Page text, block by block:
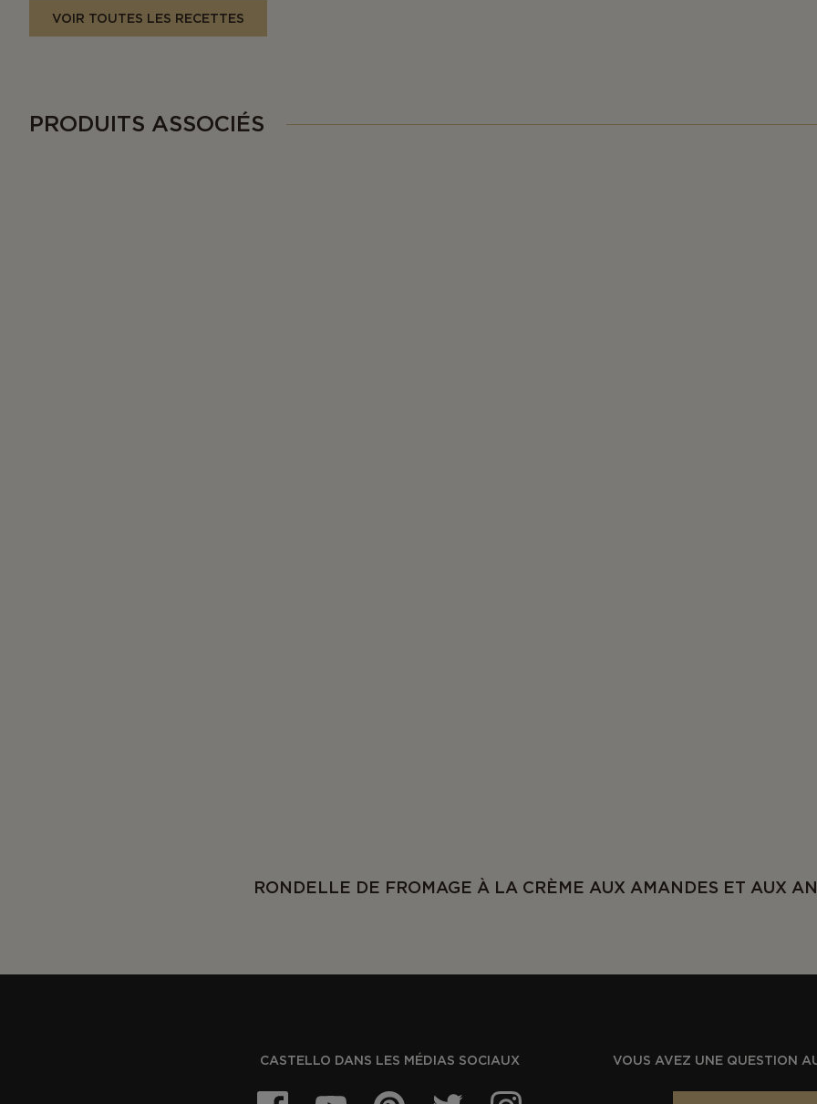
VOIR TOUTES LES RECETTES
PRODUITS ASSOCIÉS
RONDELLE DE FROMAGE À LA CRÈME AUX AMANDES ET AUX
CASTELLO DANS LES MÉDIAS SOCIAUX VOUS AVEZ UNE QUESTION